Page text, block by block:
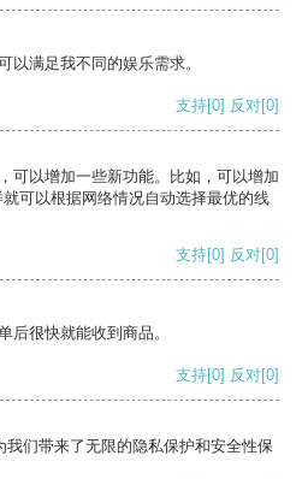
以满足我不同的娱乐需求。
支持[0] 反对[0]
可以增加一些新功能。比如，可以增加
可以根据网络情况自动选择最优的线
支持[0] 反对[0]
后很快就能收到商品。
支持[0] 反对[0]
们带来了无限的隐私保护和安全性保